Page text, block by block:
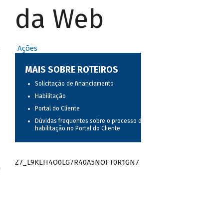
da Web
Ações
MAIS SOBRE ROTEIROS
Solicitação de financiamento
Habilitação
Portal do Cliente
Dúvidas frequentes sobre o processo de
habilitação no Portal do Cliente
Z7_L9KEH4O0LG7R40A5NOFT0R1GN7